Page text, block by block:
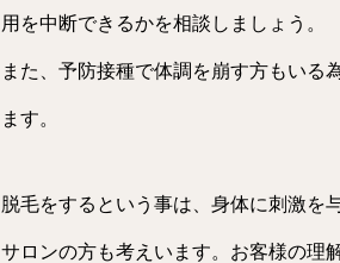
用を中断できるかを相談しましょう。
また、予防接種で体調を崩す方もいる
ます。
脱毛をするという事は、身体に刺激を
サロンの方も考えいます。お客様の理